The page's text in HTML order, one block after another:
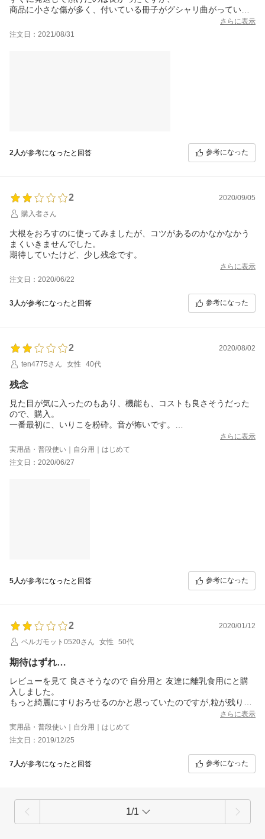
商品に小さな傷が多く、付いている冊子がグシャリ曲がっていた
商品はまだ使用していないので分かりませんが
これから料理するのが楽しみです
さらに表示
注文日：2021/08/31
2人が参考になったと回答 参考になった
2
2020/09/05
購入者さん
大根をおろすのに使ってみましたが、コツがあるのかなかなかう
まくいきませんでした。
期待していたけど、少し残念です。
さらに表示
注文日：2020/06/22
3人が参考になったと回答 参考になった
2
2020/08/02
ten4775さん
女性 40代
残念
見た目が気に入ったのもあり、機能も、コストも良さそうだった
ので、購入。
一番最初に、いりこを粉砕。音が怖いです。
できたのものは申し分なかったです。
が、使用後、モーターの下部分、プロセッサーの押さえ部分？に
かぼちゃが…
さらに表示
実用品・普段使い｜自分用｜はじめて
注文日：2020/06/27
5人が参考になったと回答 参考になった
2
2020/01/12
ベルガモット0520さん
女性 50代
期待はずれ…
レビューを見て 良さそうなので 自分用と 友達に離乳食用にと購
入しました。
もっと綺麗にすりおろせるのかと思っていたのですが,粒が残りま
デザインも可愛いし、大きさや使いやすさも良く
綺麗にラッピングして頂いて、出来具合がもっと良ければ 最高で
す&#8252;
さらに表示
実用品・普段使い｜自分用｜はじめて
注文日：2019/12/25
7人が参考になったと回答 参考になった
1/1